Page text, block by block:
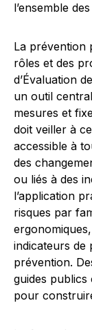
l’ensemble
La prévention
rôles et des
d’Évaluation
un outil
mesures et
doit veiller à
accessible à
des
ou liés à des
l’application
risques par
indicateurs de
prévention.
guides publics
pour